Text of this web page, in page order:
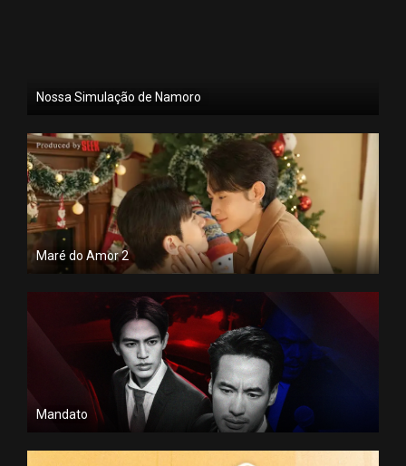
Nossa Simulação de Namoro
Maré do Amor 2
Mandato